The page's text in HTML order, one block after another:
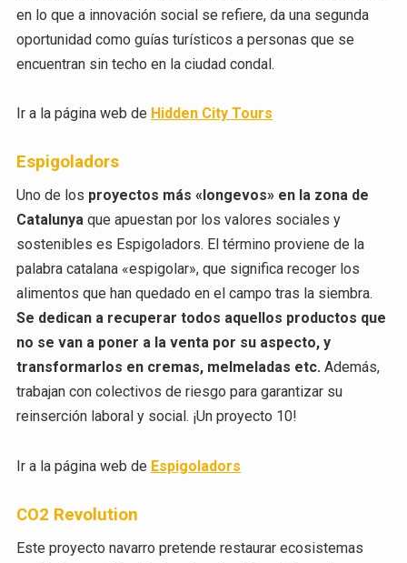
en lo que a innovación social se refiere, da una segunda
oportunidad como guías turísticos a personas que se
encuentran sin techo en la ciudad condal.
Ir a la página web de Hidden City Tours
Espigoladors
Uno de los proyectos más «longevos» en la zona de
Catalunyaque apuestan por los valores sociales y
sostenibles es Espigoladors. El término proviene de la
palabra catalana «espigolar», que significa recoger los
alimentos que han quedado en el campo tras la siembra.
Se dedican a recuperar todos aquellos productos que
no se van a poner a la venta por su aspecto, y
transformarlos en cremas, melmeladas etc.Además,
trabajan con colectivos de riesgo para garantizar su
reinserción laboral y social. ¡Un proyecto 10!
Ir a la página web de Espigoladors
CO2 Revolution
Este proyecto navarro pretende restaurar ecosistemas